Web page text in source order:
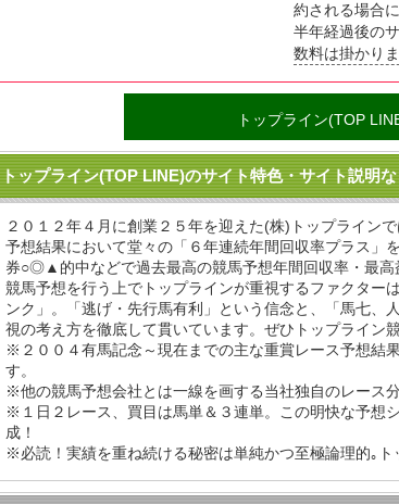
約される場合
半年経過後の
数料は掛かりま
トップライン(TOP
トップライン(TOP LINE)のサイト特色・サイト説明
２０１２年４月に創業２５年を迎えた(株)トップライン
予想結果において堂々の「６年連続年間回収率プラス」
券○◎▲的中などで過去最高の競馬予想年間回収率・最高
競馬予想を行う上でトップラインが重視するファクター
ンク」。「逃げ・先行馬有利」という信念と、「馬七、
視の考え方を徹底して貫いています。ぜひトップライン
※２００４有馬記念～現在までの主な重賞レース予想結
す。
※他の競馬予想会社とは一線を画する当社独自のレース
※１日２レース、買目は馬単＆３連単。この明快な予想
成！
※必読！実績を重ね続ける秘密は単純かつ至極論理的｡ト